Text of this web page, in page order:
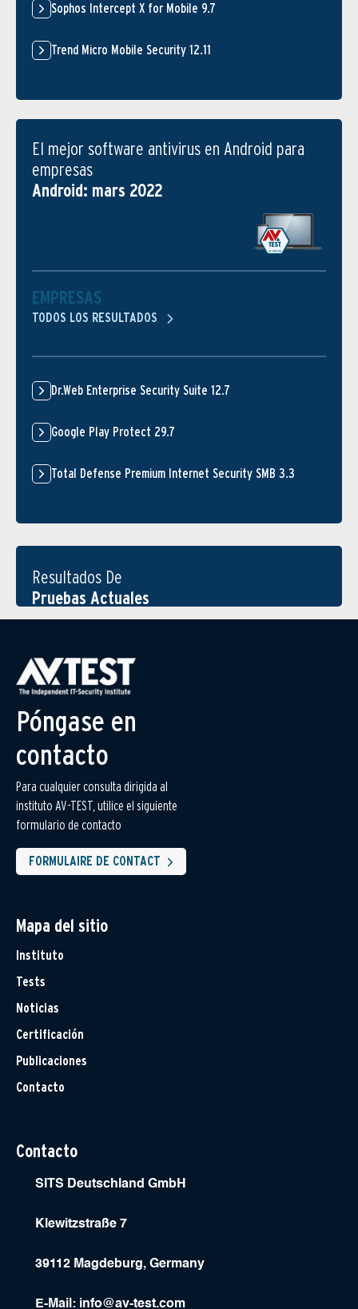
Sophos Intercept X for Mobile 9.7
Trend Micro Mobile Security 12.11
El mejor software antivirus en Android para
empresas
Android: mars 2022
EMPRESAS
TODOS LOS RESULTADOS
Dr.Web Enterprise Security Suite 12.7
Google Play Protect 29.7
Total Defense Premium Internet Security SMB 3.3
Resultados De
Pruebas Actuales
Póngase en
contacto
Para cualquier consulta dirigida al
instituto AV-TEST, utilice el siguiente
formulario de contacto
FORMULAIRE DE CONTACT
Mapa del sitio
Instituto
Tests
Noticias
Certificación
Publicaciones
Contacto
Contacto
SITS Deutschland GmbH
Klewitzstraße 7
39112 Magdeburg, Germany
E-Mail: info@av-test.com